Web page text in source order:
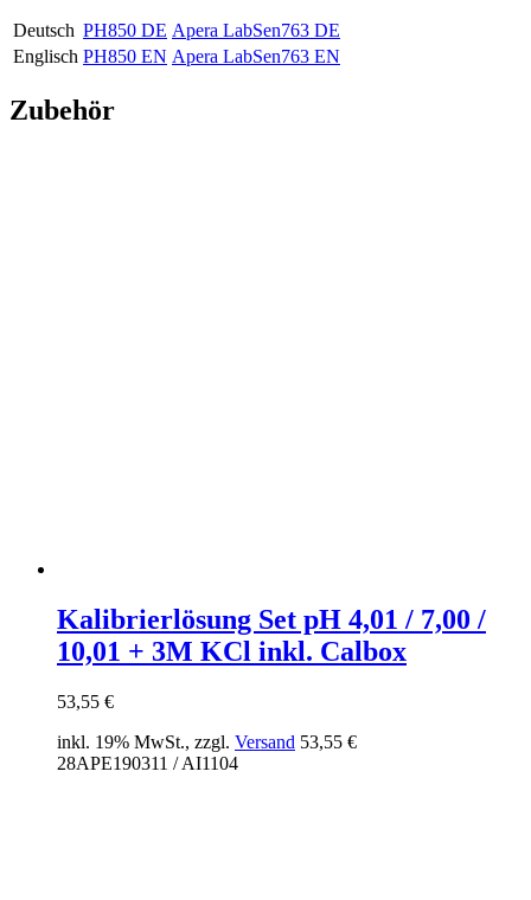
Deutsch PH850 DE Apera LabSen763 DE
Englisch PH850 EN Apera LabSen763 EN
Zubehör
Kalibrierlösung Set pH 4,01 / 7,00 /
10,01 + 3M KCl inkl. Calbox
53,55 €
inkl. 19% MwSt., zzgl. Versand 53,55 €
28APE190311 / AI1104